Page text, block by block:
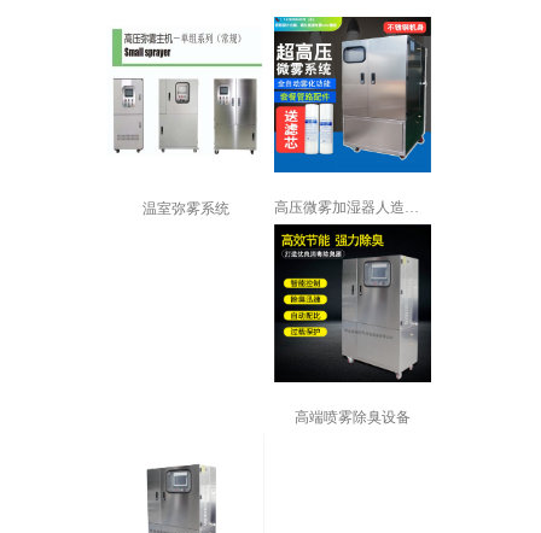
温室弥雾系统 高压微雾加湿器人造雾加湿机景观喷雾降...
高端喷雾除臭设备